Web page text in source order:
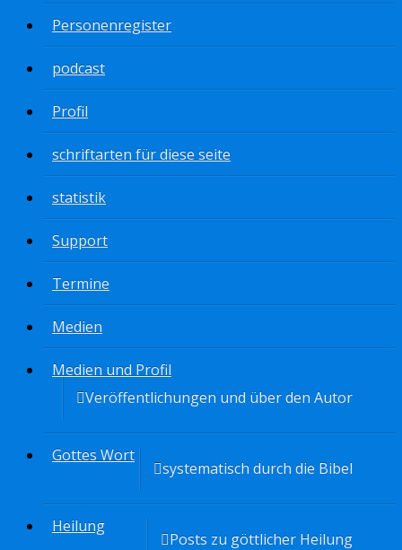
Personenregister
podcast
Profil
schriftarten für diese seite
statistik
Support
Termine
Medien
Medien und Profil
Veröffentlichungen und über den Autor
Gottes Wort
systematisch durch die Bibel
Heilung
Posts zu göttlicher Heilung